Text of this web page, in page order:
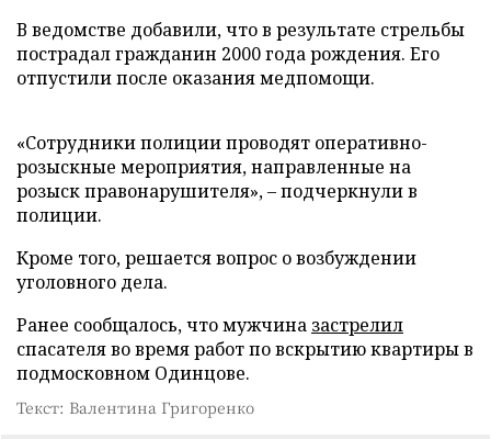
В ведомстве добавили, что в результате стрельбы
пострадал гражданин 2000 года рождения. Его
отпустили после оказания медпомощи.
«Сотрудники полиции проводят оперативно-
розыскные мероприятия, направленные на
розыск правонарушителя», – подчеркнули в
полиции.
Кроме того, решается вопрос о возбуждении
уголовного дела.
Ранее сообщалось, что мужчина застрелил
спасателя во время работ по вскрытию квартиры в
подмосковном Одинцове.
Текст: Валентина Григоренко